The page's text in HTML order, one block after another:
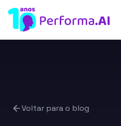
Voltar para o blog